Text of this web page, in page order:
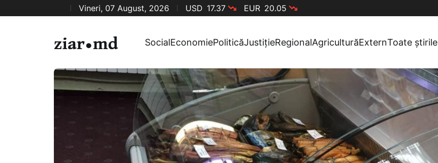
Vineri, 07 August, 2026 USD 17.37 EUR 20.05
SocialEconomiePoliticăJustițieRegionalAgriculturăExternToate știrile